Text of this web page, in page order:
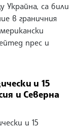
Украйна, са били
в граничния
прес и
и 15
и Северна
и 15